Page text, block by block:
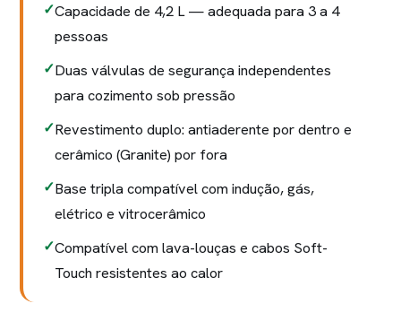
Capacidade de 4,2 L — adequada para 3 a 4
pessoas
Duas válvulas de segurança independentes
para cozimento sob pressão
Revestimento duplo: antiaderente por dentro e
cerâmico (Granite) por fora
Base tripla compatível com indução, gás,
elétrico e vitrocerâmico
Compatível com lava-louças e cabos Soft-
Touch resistentes ao calor